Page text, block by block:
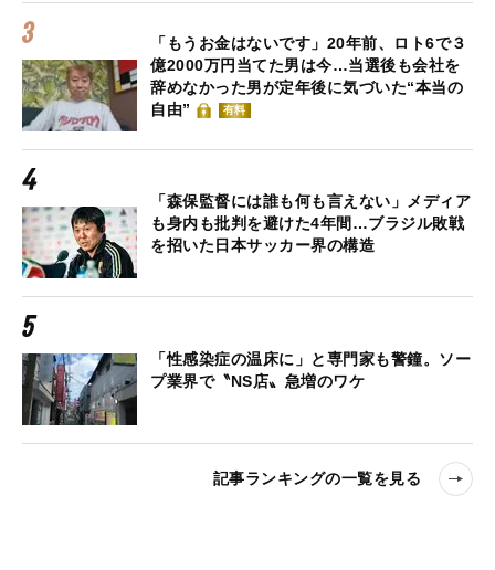
「もうお金はないです」20年前、ロト6で３
億2000万円当てた男は今…当選後も会社を
辞めなかった男が定年後に気づいた“本当の
自由”
有料
「森保監督には誰も何も言えない」メディア
も身内も批判を避けた4年間…ブラジル敗戦
を招いた日本サッカー界の構造
「性感染症の温床に」と専門家も警鐘。ソー
プ業界で〝NS店〟急増のワケ
記事ランキングの一覧を見る